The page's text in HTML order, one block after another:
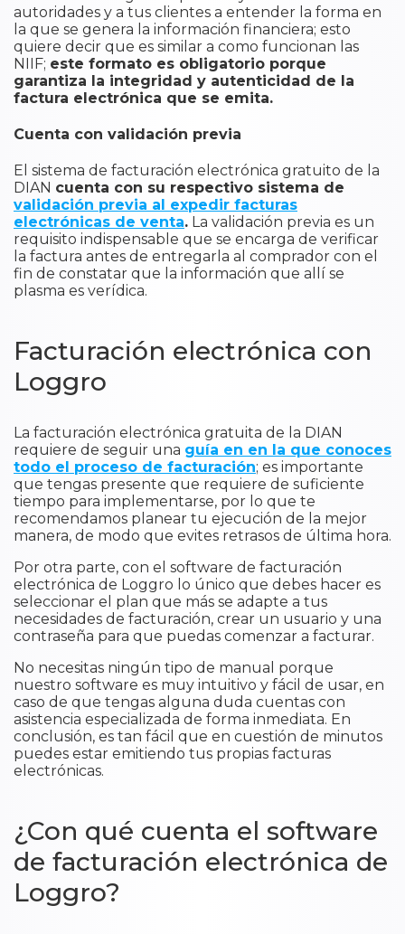
autoridades y a tus clientes a entender la forma en
la que se genera la información financiera; esto
quiere decir que es similar a como funcionan las
NIIF; este formato es obligatorio porque
garantiza la integridad y autenticidad de la
factura electrónica que se emita.
Cuenta con validación previa
El sistema de facturación electrónica gratuito de la
DIAN cuenta con su respectivo sistema de
validación previa al expedir facturas
electrónicas de venta. La validación previa es un
requisito indispensable que se encarga de verificar
la factura antes de entregarla al comprador con el
fin de constatar que la información que allí se
plasma es verídica.
Facturación electrónica con
Loggro
La facturación electrónica gratuita de la DIAN
requiere de seguir una guía en en la que conoces
todo el proceso de facturación; es importante
que tengas presente que requiere de suficiente
tiempo para implementarse, por lo que te
recomendamos planear tu ejecución de la mejor
manera, de modo que evites retrasos de última hora.
Por otra parte, con el software de facturación
electrónica de Loggro lo único que debes hacer es
seleccionar el plan que más se adapte a tus
necesidades de facturación, crear un usuario y una
contraseña para que puedas comenzar a facturar.
No necesitas ningún tipo de manual porque
nuestro software es muy intuitivo y fácil de usar, en
caso de que tengas alguna duda cuentas con
asistencia especializada de forma inmediata. En
conclusión, es tan fácil que en cuestión de minutos
puedes estar emitiendo tus propias facturas
electrónicas.
¿Con qué cuenta el software
de facturación electrónica de
Loggro?